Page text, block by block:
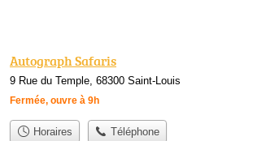
Autograph Safaris
9 Rue du Temple, 68300 Saint-Louis
Fermée, ouvre à 9h
Horaires Téléphone